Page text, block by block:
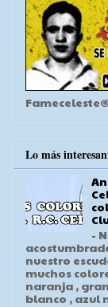
Lo más
-
nuestro
muchos
naranja ,
blanco , azul